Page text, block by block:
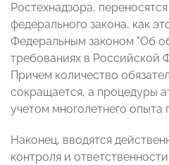
Ростехнадзора,
федерального закона, как
Федеральным законом "Об
требованиях в Российской
Причем количество
сокращается, а процедуры
учетом многолетнего
Наконец, вводятся
контроля и